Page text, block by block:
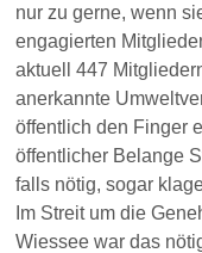
nur zu gerne, wenn
engagierten
aktuell 447
anerkannte
öffentlich den Finger
öffentlicher Belange
falls nötig, sogar
Im Streit um die
Wiessee war das